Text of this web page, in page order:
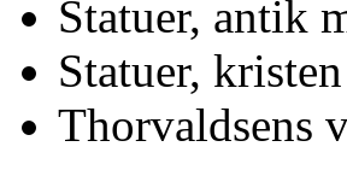
Statuer, antik
Statuer,
Thorvaldsens